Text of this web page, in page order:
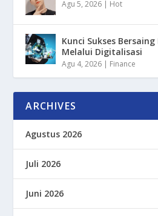
Agu 5, 2026 | Hot
Kunci Sukses
Melalui Digitalisasi
Agu 4, 2026 | Finance
ARCHIVES
Agustus 2026
Juli 2026
Juni 2026